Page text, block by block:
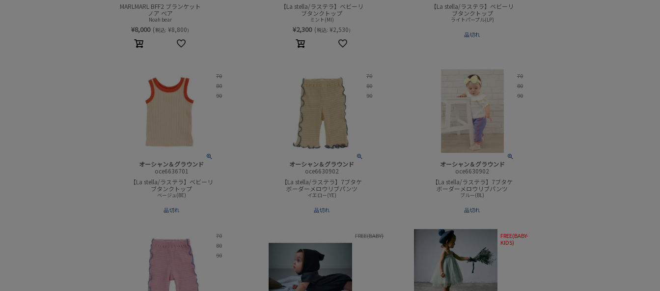
MARLMARL BFF2 ブランケット
ノア ベア
Noah bear
¥8,000 (税込: ¥8,800)
【La stella/ラステラ】ベビーリ
ブタンクトップ
ミント(MI)
¥2,300 (税込: ¥2,530)
【La stella/ラステラ】ベビーリ
ブタンクトップ
ライトパープル(LP)
品切れ
オーシャン＆グラウンド
oce6636701
【La stella/ラステラ】ベビーリ
ブタンクトップ
ベージュ(BE)
品切れ
70
80
90
オーシャン＆グラウンド
oce6630902
【La stella/ラステラ】7ブタケ
ボーダーメロウリブパンツ
イエロー(YE)
品切れ
70
80
90
オーシャン＆グラウンド
oce6630902
【La stella/ラステラ】7ブタケ
ボーダーメロウリブパンツ
ブルー(BL)
品切れ
70
80
90
70
80
90
FREE(BABY)
FREE(BABY-
KIDS)